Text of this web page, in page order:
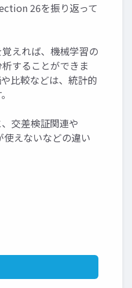
26を振り返って
えれば、機械学習の
することができま
比較などは、統計的
交差検証関連や
えないなどの違い